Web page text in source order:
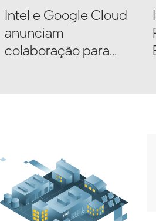
Intel e Google Cloud
anunciam
colaboração para